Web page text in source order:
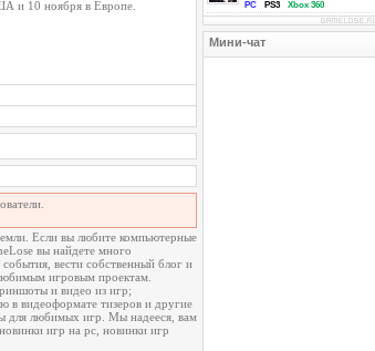
и 10 ноября в Европе.
Если вы любите компьютерные
вы найдете много
вести собственный блог и
игровым проектам.
и видео из игр;
в видеоформате тизеров и другие
для любимых игр. Мы надееся, вам
игр на pc, новинки игр
PC PS3 Xbox 360
Мини-чат